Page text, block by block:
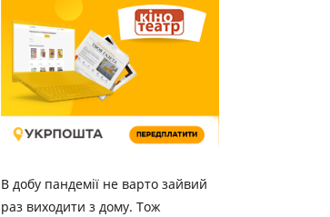
В добу пандемії не варто зайвий
раз виходити з дому. Тож